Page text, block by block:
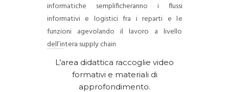
informatiche semplificheranno i flussi
informativi e logistici fra i reparti e le
funzioni agevolando il lavoro a livello
dell’intera supply chain
L’area didattica raccoglie video
formativi e materiali di
approfondimento.